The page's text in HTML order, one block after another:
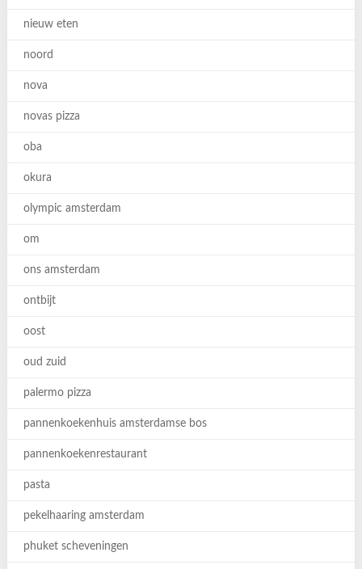
nieuw eten
noord
nova
novas pizza
oba
okura
olympic amsterdam
om
ons amsterdam
ontbijt
oost
oud zuid
palermo pizza
pannenkoekenhuis amsterdamse bos
pannenkoekenrestaurant
pasta
pekelhaaring amsterdam
phuket scheveningen